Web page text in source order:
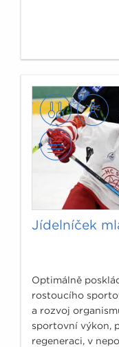
Jídelníček
Optimálně
rostoucího
a rozvoj
sportovní výkon,
regeneraci, v